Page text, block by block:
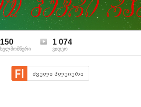
150
ხელმომწერი
1 074
ვიდეო
ძველი პლეიერი